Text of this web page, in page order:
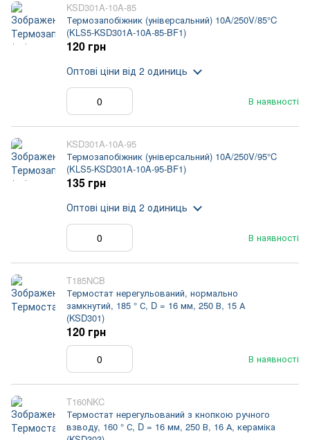
KSD301A-10A-85
Термозапобіжник (універсальний) 10A/250V/85°C
(KLS5-KSD301A-10A-85-BF1)
В наявності
120 грн
Оптові ціни від 2 одиниць
KSD301A-10A-95
Термозапобіжник (універсальний) 10A/250V/95°C
(KLS5-KSD301A-10A-95-BF1)
В наявності
135 грн
Оптові ціни від 2 одиниць
T185NCB
Термостат нерегульований, нормально
замкнутий, 185 ° С, D = 16 мм, 250 В, 15 А
(KSD301)
В наявності
120 грн
T160NKC
Термостат нерегульований з кнопкою ручного
взводу, 160 ° С, D = 16 мм, 250 В, 16 А, кераміка